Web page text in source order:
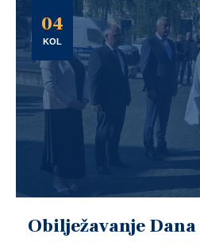
04
KOL
Obilježavanje Dana